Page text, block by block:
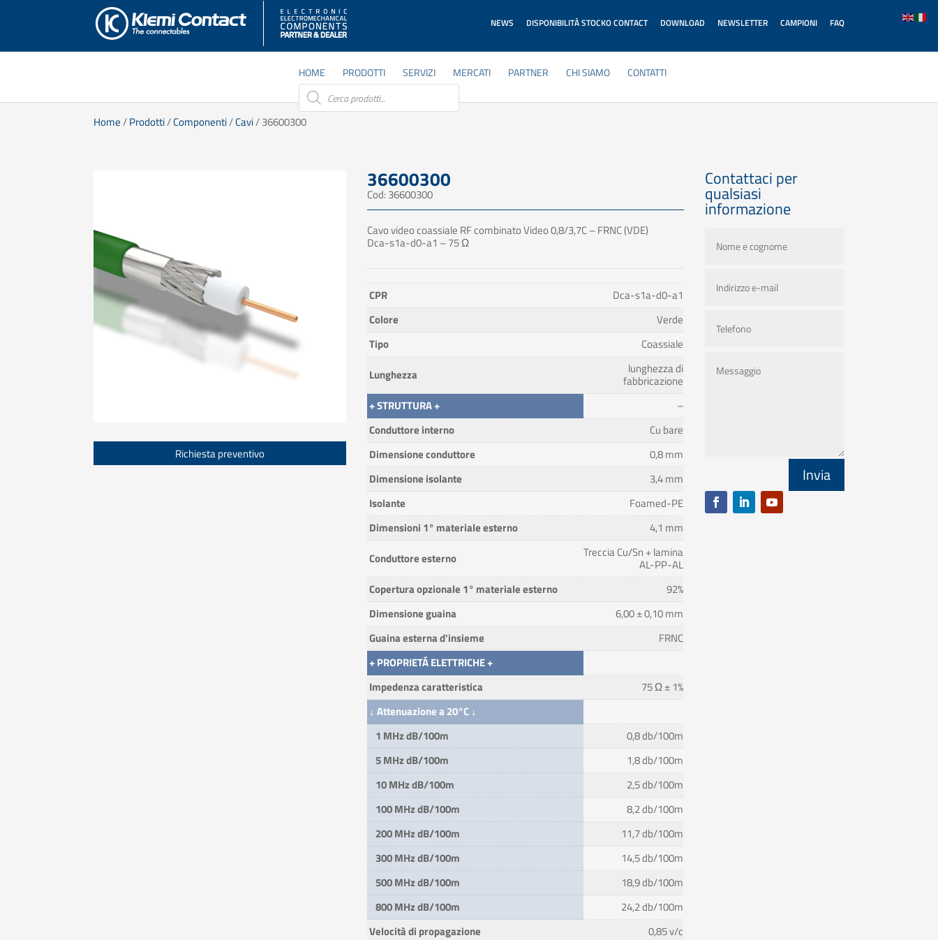
NEWS DISPONIBILITÀ STOCKO CONTACT DOWNLOAD NEWSLETTER CAMPIONI FAQ
HOME PRODOTTI SERVIZI MERCATI PARTNER CHI SIAMO
CONTATTI
Products
search
Home/Prodotti/Componenti/Cavi/ 36600300
Richiesta preventivo
36600300
Cod: 36600300
Cavo video coassiale RF combinato Video 0,8/3,7C – FRNC (VDE)
Dca-s1a-d0-a1 – 75 Ω
CPR
Dca-s1a-d0-a1
Colore
Verde
Tipo
Coassiale
Lunghezza
lunghezza di
fabbricazione
+ STRUTTURA +
–
Conduttore interno
Cu bare
Dimensione conduttore
0,8 mm
Dimensione isolante
3,4 mm
Isolante
Foamed-PE
Dimensioni 1° materiale esterno
4,1 mm
Conduttore esterno
Treccia Cu/Sn + lamina
AL-PP-AL
Copertura opzionale 1° materiale esterno
92%
Dimensione guaina
6,00 ± 0,10 mm
Guaina esterna d'insieme
FRNC
+ PROPRIETÁ ELETTRICHE +
Impedenza caratteristica
75 Ω ± 1%
↓ Attenuazione a 20°C ↓
1 MHz dB/100m
0,8 db/100m
5 MHz dB/100m
1,8 db/100m
10 MHz dB/100m
2,5 db/100m
100 MHz dB/100m
8,2 db/100m
200 MHz dB/100m
11,7 db/100m
300 MHz dB/100m
14,5 db/100m
500 MHz dB/100m
18,9 db/100m
800 MHz dB/100m
24,2 db/100m
Velocità di propagazione
0,85 v/c
Contattaci per
qualsiasi
informazione
Invia